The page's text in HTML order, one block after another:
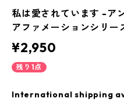
私は愛されています -ア
アファメーションシリー
¥2,950
残り1点
International shipping